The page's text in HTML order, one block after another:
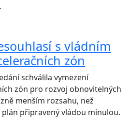
s vládním
zón
schválila vymezení
zón pro rozvoj obnovitelných
menším rozsahu, než
připravený vládou minulou.